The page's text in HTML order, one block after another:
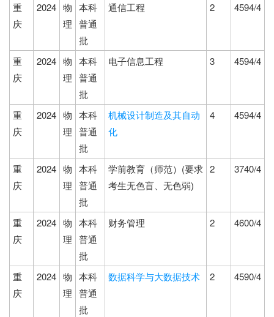
重
庆
2024 物
理
本科
普通
批
通信工程 2 4594/4
重
庆
2024 物
理
本科
普通
批
电子信息工程 3 4594/4
重
庆
2024 物
理
本科
普通
批
机械设计制造及其自动
化
4 4594/4
重
庆
2024 物
理
本科
普通
批
学前教育（师范）(要求
考生无色盲、无色弱)
2 3740/4
重
庆
2024 物
理
本科
普通
批
财务管理 2 4600/4
重
庆
2024 物
理
本科
普通
批
数据科学与大数据技术 2 4590/4